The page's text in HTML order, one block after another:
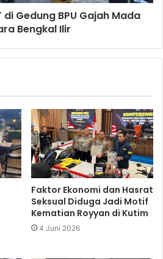
di Gedung BPU Gajah Mada
Bengkal Ilir
Faktor Ekonomi dan Hasrat
Seksual Diduga Jadi Motif
Kematian Royyan di Kutim
4 Juni 2026